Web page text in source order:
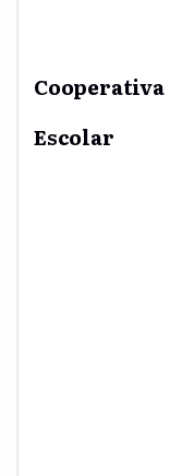
Cooperativa
Escolar